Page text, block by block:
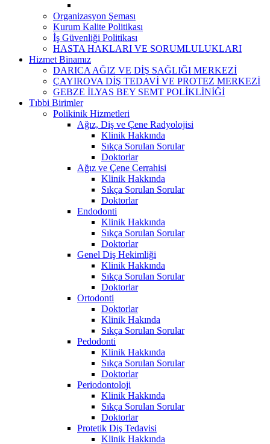
Organizasyon Şeması
Kurum Kalite Politikası
İş Güvenliği Politikası
HASTA HAKLARI VE SORUMLULUKLARI
Hizmet Binamız
DARICA AĞIZ VE DİŞ SAĞLIĞI MERKEZİ
ÇAYIROVA DİŞ TEDAVİ VE PROTEZ MERKEZİ
GEBZE İLYAS BEY SEMT POLİKLİNİĞİ
Tıbbi Birimler
Polikinik Hizmetleri
Ağız, Diş ve Çene Radyolojisi
Klinik Hakkında
Sıkça Sorulan Sorular
Doktorlar
Ağız ve Çene Cerrahisi
Klinik Hakkında
Sıkça Sorulan Sorular
Doktorlar
Endodonti
Klinik Hakkında
Sıkça Sorulan Sorular
Doktorlar
Genel Diş Hekimliği
Klinik Hakkında
Sıkça Sorulan Sorular
Doktorlar
Ortodonti
Doktorlar
Klinik Hakında
Sıkça Sorulan Sorular
Pedodonti
Klinik Hakkında
Sıkça Sorulan Sorular
Doktorlar
Periodontoloji
Klinik Hakkında
Sıkça Sorulan Sorular
Doktorlar
Protetik Diş Tedavisi
Klinik Hakkında